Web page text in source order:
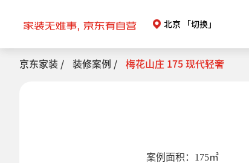
北京 「切换」
京东家装 / 装修案例 / 梅花山庄 175 现代轻奢
案例面积： 175㎡